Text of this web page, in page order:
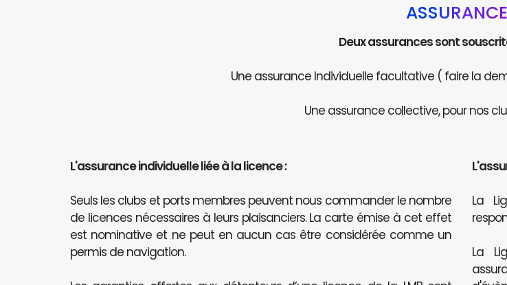
Deux assurances sont
Une assurance Individuelle facultative ( faire la
Une assurance collective, pour nos
L'assurance individuelle liée à la licence :
Seuls les clubs et ports membres peuvent nous commander le nombre
de licences nécessaires à leurs plaisanciers. La carte émise à cet effet
est nominative et ne peut en aucun cas être considérée comme un
permis de navigation.
La
La